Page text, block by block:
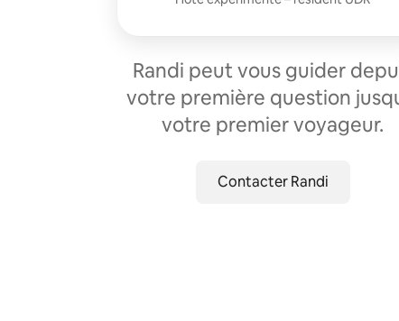
Randi peut vous guider
votre première question
votre premier voyageur.
Contacter Randi